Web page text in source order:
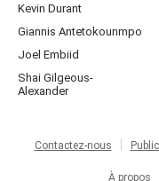
Kevin Durant
Giannis Antetokounmpo
Joel Embiid
Shai Gilgeous-
Alexander
Contactez-nous
À propos